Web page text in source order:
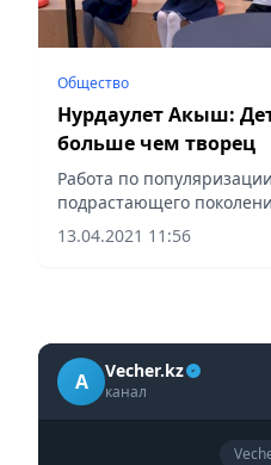
Общество
Нурдаулет Акыш:
больше чем творец
Работа по
подрастающего
особый размах.
13.04.2021 11:56
A Vecher.kz
канал